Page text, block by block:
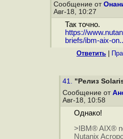
Сообщение от
Авг-18, 10:27
Так точно.
https://
briefs/ibm-aix-
Ответить
41. "Релиз
Сообщение от
Авг-18, 10:58
Однако!
>IBM® AIX®
Nutanix